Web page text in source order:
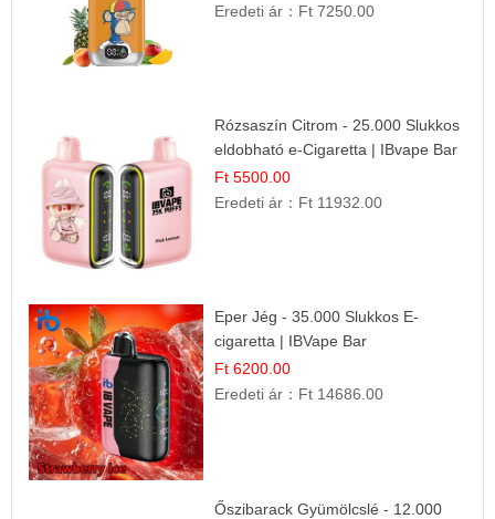
Eredeti ár： Ft 7250.00
Rózsaszín Citrom - 25.000 Slukkos
eldobható e-Cigaretta | IBvape Bar
Ft 5500.00
Eredeti ár： Ft 11932.00
Eper Jég - 35.000 Slukkos E-
cigaretta | IBVape Bar
Ft 6200.00
Eredeti ár： Ft 14686.00
Őszibarack Gyümölcslé - 12.000